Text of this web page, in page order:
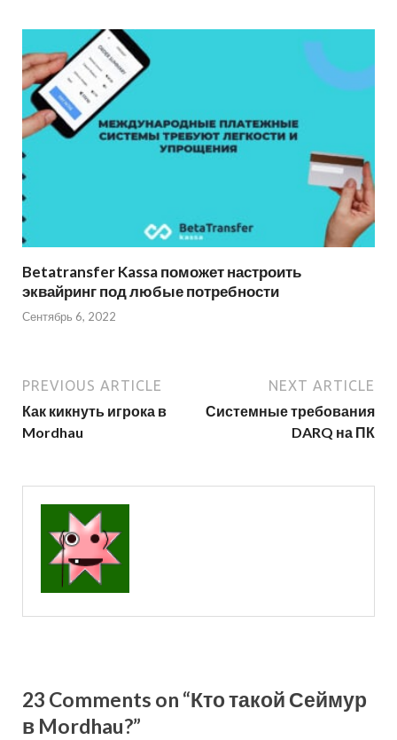
Betatransfer Kassa поможет настроить
эквайринг под любые потребности
Сентябрь 6, 2022
PREVIOUS ARTICLE
Как кикнуть игрока в
Mordhau
NEXT ARTICLE
Системные требования
DARQ на ПК
23 Comments on “Кто такой Сеймур
в Mordhau?”